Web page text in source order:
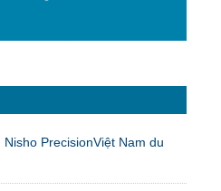
PrecisionViệt Nam du